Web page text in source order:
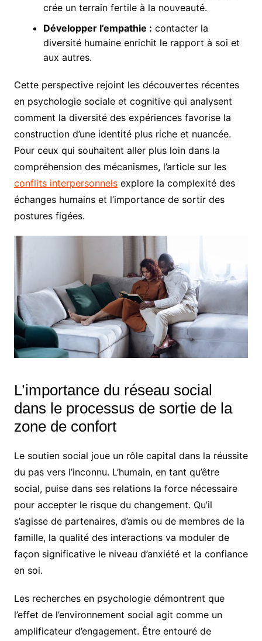
crée un terrain fertile à la nouveauté.
Développer l’empathie : contacter la
diversité humaine enrichit le rapport à soi et
aux autres.
Cette perspective rejoint les découvertes récentes
en psychologie sociale et cognitive qui analysent
comment la diversité des expériences favorise la
construction d’une identité plus riche et nuancée.
Pour ceux qui souhaitent aller plus loin dans la
compréhension des mécanismes, l’article sur les
conflits interpersonnelsexplore la complexité des
échanges humains et l’importance de sortir des
postures figées.
L’importance du réseau social
dans le processus de sortie de la
zone de confort
Le soutien social joue un rôle capital dans la réussite
du pas vers l’inconnu. L’humain, en tant qu’être
social, puise dans ses relations la force nécessaire
pour accepter le risque du changement. Qu’il
s’agisse de partenaires, d’amis ou de membres de la
famille, la qualité des interactions va moduler de
façon significative le niveau d’anxiété et la confiance
en soi.
Les recherches en psychologie démontrent que
l’effet de l’environnement social agit comme un
amplificateur d’engagement. Être entouré de